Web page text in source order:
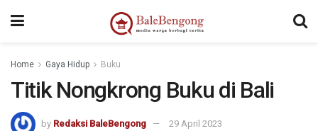
Home Gaya Hidup Buku
Titik Nongkrong Buku di Bali
by Redaksi BaleBengong 29 April 2023